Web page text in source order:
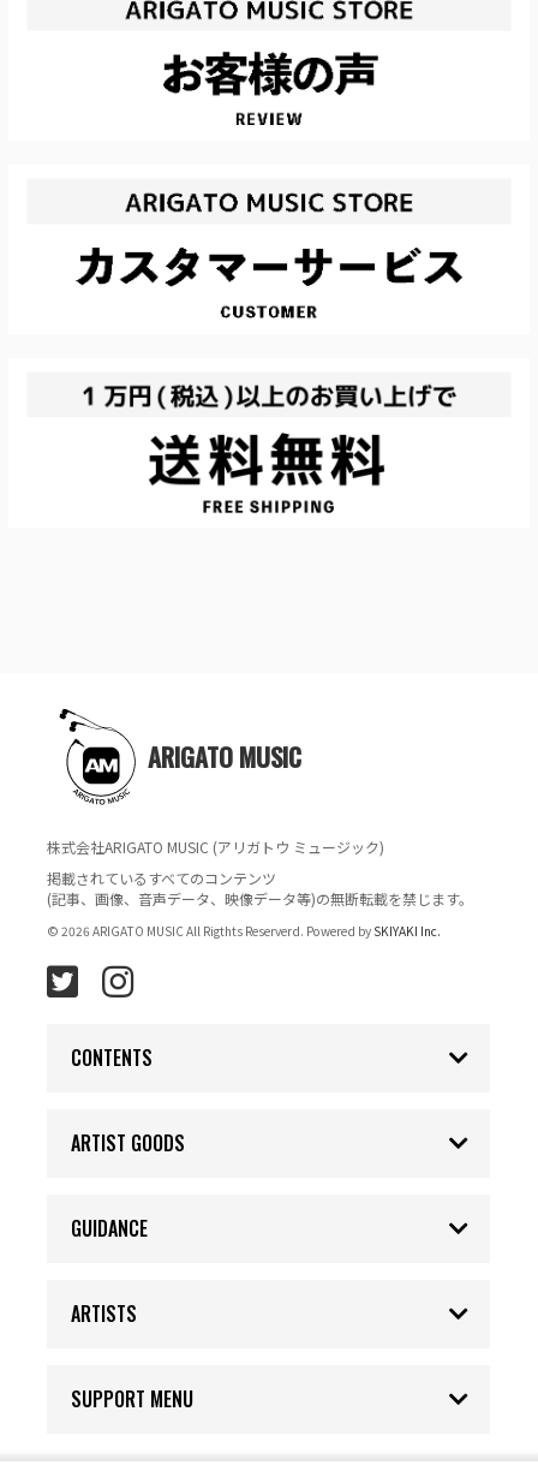
ARIGATO MUSIC
株式会社ARIGATO MUSIC (アリガトウ ミュージック)
掲載されているすべてのコンテンツ
(記事、画像、音声データ、映像データ等)の無断転載を禁じます。
© 2026 ARIGATO MUSIC All Rigthts Reserverd. Powered by SKIYAKI Inc.
CONTENTS
ARTIST GOODS
GUIDANCE
ARTISTS
SUPPORT MENU